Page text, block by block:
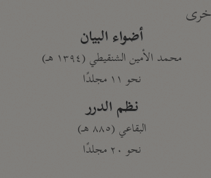
أضواء البيان
محمد الأمين الشنقيطي (١٣٩٤ هـ)
نحو ١١ مجلدًا
نظم الدرر
البقاعي (٨٨٥ هـ)
نحو ٢٠ مجلدًا